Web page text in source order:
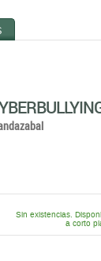
Sin existencias.
a corto